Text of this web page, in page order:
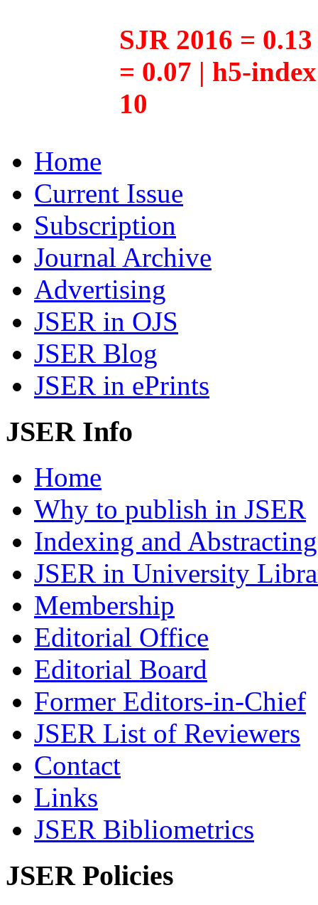
SJR 2016 =
= 0.07 | h5-
10
Home
Current Issue
Subscription
Journal Archive
Advertising
JSER in OJS
JSER Blog
JSER in ePrints
JSER Info
Home
Why to publish in JSER
Indexing and Abstracting
JSER in University
Membership
Editorial Office
Editorial Board
Former Editors-in-Chief
JSER List of Reviewers
Contact
Links
JSER Bibliometrics
JSER Policies